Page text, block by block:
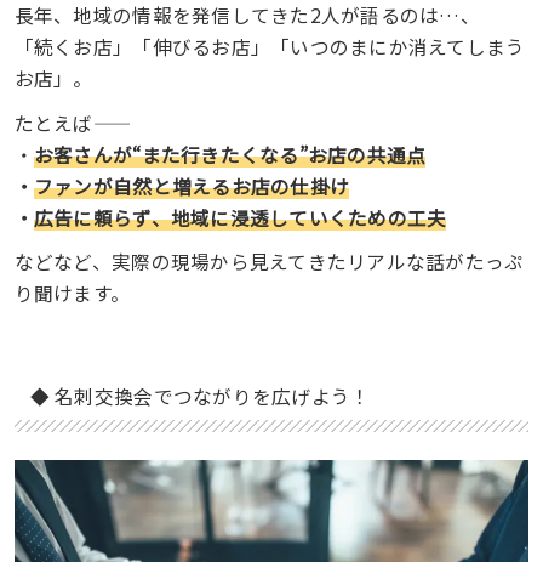
長年、地域の情報を発信してきた2人が語るのは…、
「続くお店」「伸びるお店」「いつのまにか消えてしまう
お店」。
たとえば――
・ お客さんが“また行きたくなる”お店の共通点
・ ファンが自然と増えるお店の仕掛け
・ 広告に頼らず、地域に浸透していくための工夫
などなど、実際の現場から見えてきたリアルな話がたっぷ
り聞けます。
◆ 名刺交換会でつながりを広げよう！